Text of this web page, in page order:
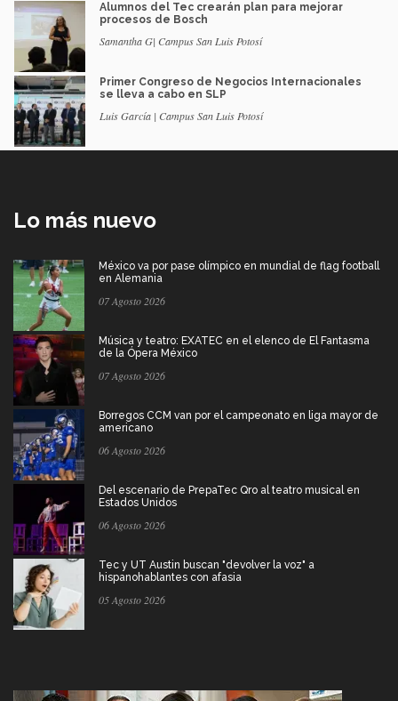
Alumnos del Tec crearán plan para mejorar
procesos de Bosch
Samantha G| Campus San Luis Potosí
Primer Congreso de Negocios Internacionales
se lleva a cabo en SLP
Luis García | Campus San Luis Potosí
Lo más nuevo
México va por pase olímpico en mundial de flag football
en Alemania
07 Agosto 2026
Música y teatro: EXATEC en el elenco de El Fantasma
de la Ópera México
07 Agosto 2026
Borregos CCM van por el campeonato en liga mayor de
americano
06 Agosto 2026
Del escenario de PrepaTec Qro al teatro musical en
Estados Unidos
06 Agosto 2026
Tec y UT Austin buscan "devolver la voz" a
hispanohablantes con afasia
05 Agosto 2026